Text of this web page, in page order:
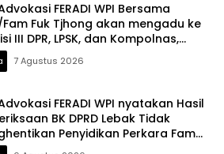
FERADI WPI Bersama
Fam Fuk Tjhong akan mengadu ke
III DPR, LPSK, dan Kompolnas,
keadilan untuk Korban
dan Pengroyokan
7 Agustus 2026
FERADI WPI nyatakan Hasil
BK DPRD Lebak Tidak
Penyidikan Perkara Fam
alias Eyang Uun